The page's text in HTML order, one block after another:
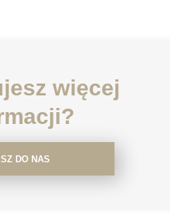
więcej
DO NAS